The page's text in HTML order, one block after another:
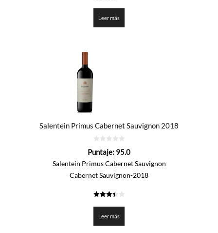
de 5
Leer más
Salentein Primus Cabernet Sauvignon 2018
de
Puntaje: 95.0
Salentein Primus Cabernet Sauvignon
Cabernet Sauvignon-2018
de 5
Leer más